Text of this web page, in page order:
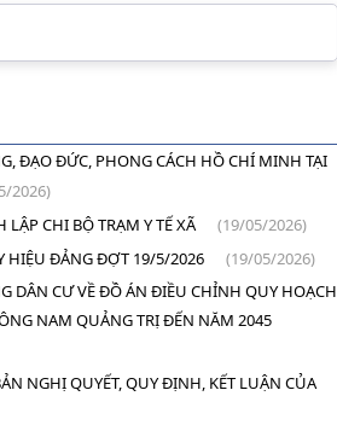
ĐẠO ĐỨC, PHONG CÁCH HỒ CHÍ MINH TẠI
2026)
CHI BỘ TRẠM Y TẾ XÃ
(19/05/2026)
HIỆU ĐẢNG ĐỢT 19/5/2026
(19/05/2026)
DÂN CƯ VỀ ĐỒ ÁN ĐIỀU CHỈNH QUY HOẠCH
NAM QUẢNG TRỊ ĐẾN NĂM 2045
NGHỊ QUYẾT, QUY ĐỊNH, KẾT LUẬN CỦA